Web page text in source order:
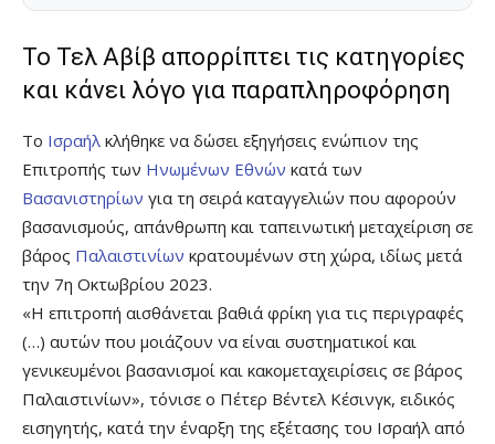
Το Τελ Αβίβ απορρίπτει τις κατηγορίες
και κάνει λόγο για παραπληροφόρηση
Το Ισραήλ κλήθηκε να δώσει εξηγήσεις ενώπιον της
Επιτροπής των Ηνωμένων Εθνών κατά των
Βασανιστηρίων για τη σειρά καταγγελιών που αφορούν
βασανισμούς, απάνθρωπη και ταπεινωτική μεταχείριση σε
βάρος Παλαιστινίων κρατουμένων στη χώρα, ιδίως μετά
την 7η Οκτωβρίου 2023.
«Η επιτροπή αισθάνεται βαθιά φρίκη για τις περιγραφές
(…) αυτών που μοιάζουν να είναι συστηματικοί και
γενικευμένοι βασανισμοί και κακομεταχειρίσεις σε βάρος
Παλαιστινίων», τόνισε ο Πέτερ Βέντελ Κέσινγκ, ειδικός
εισηγητής, κατά την έναρξη της εξέτασης του Ισραήλ από